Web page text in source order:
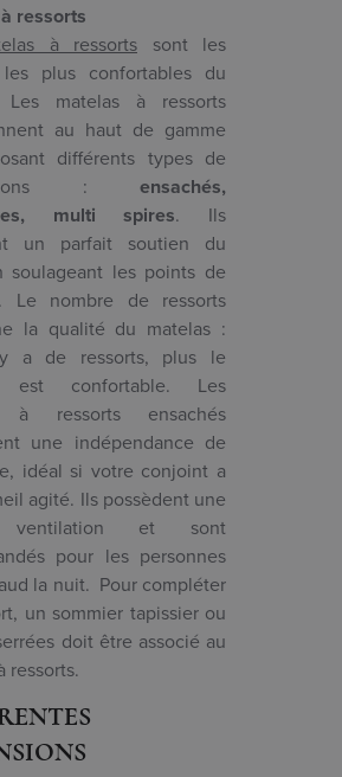
ressorts
à ressorts sont les
les plus confortables du
Les matelas à ressorts
au haut de gamme
différents types de
: ensachés,
multi spires. Ils
un parfait soutien du
soulageant les points de
Le nombre de ressorts
la qualité du matelas :
a de ressorts, plus le
est confortable. Les
à ressorts ensachés
une indépendance de
idéal si votre conjoint a
agité. Ils possèdent une
ventilation et sont
pour les personnes
la nuit. Pour compléter
un sommier tapissier ou
doit être associé au
ressorts.